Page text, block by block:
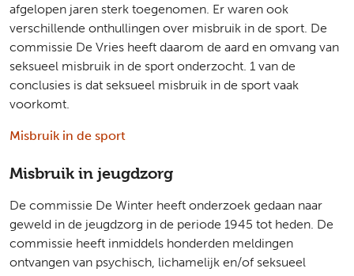
afgelopen jaren sterk toegenomen. Er waren ook
verschillende onthullingen over misbruik in de sport. De
commissie De Vries heeft daarom de aard en omvang van
seksueel misbruik in de sport onderzocht. 1 van de
conclusies is dat seksueel misbruik in de sport vaak
voorkomt.
Misbruik in de sport
Misbruik in jeugdzorg
De commissie De Winter heeft onderzoek gedaan naar
geweld in de jeugdzorg in de periode 1945 tot heden. De
commissie heeft inmiddels honderden meldingen
ontvangen van psychisch, lichamelijk en/of seksueel